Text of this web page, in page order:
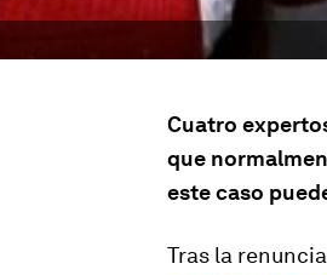
Cuatro
que
este caso
Tras la